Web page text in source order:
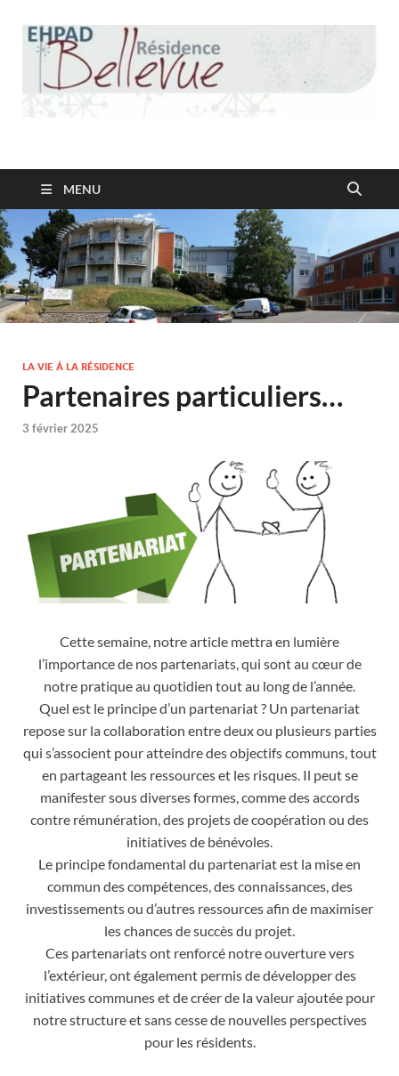
Résidence Bellevue
MENU
LA VIE À LA RÉSIDENCE
Partenaires particuliers…
3 février 2025
Cette semaine, notre article mettra en lumière
l’importance de nos partenariats, qui sont au cœur de
notre pratique au quotidien tout au long de l’année.
Quel est le principe d’un partenariat ? Un partenariat
repose sur la collaboration entre deux ou plusieurs parties
qui s’associent pour atteindre des objectifs communs, tout
en partageant les ressources et les risques. Il peut se
manifester sous diverses formes, comme des accords
contre rémunération, des projets de coopération ou des
initiatives de bénévoles.
Le principe fondamental du partenariat est la mise en
commun des compétences, des connaissances, des
investissements ou d’autres ressources afin de maximiser
les chances de succès du projet.
Ces partenariats ont renforcé notre ouverture vers
l’extérieur, ont également permis de développer des
initiatives communes et de créer de la valeur ajoutée pour
notre structure et sans cesse de nouvelles perspectives
pour les résidents.